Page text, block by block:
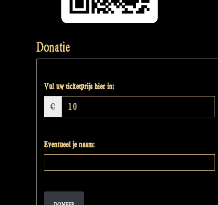
Donatie
Vul uw ticketprijs hier in:
€
Eventueel je naam: